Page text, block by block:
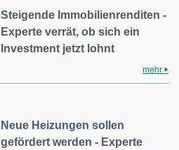
Steigende Immobilienrenditen -
Experte verrät, ob sich ein
Investment jetzt lohnt
mehr
Neue Heizungen sollen
gefördert werden - Experte